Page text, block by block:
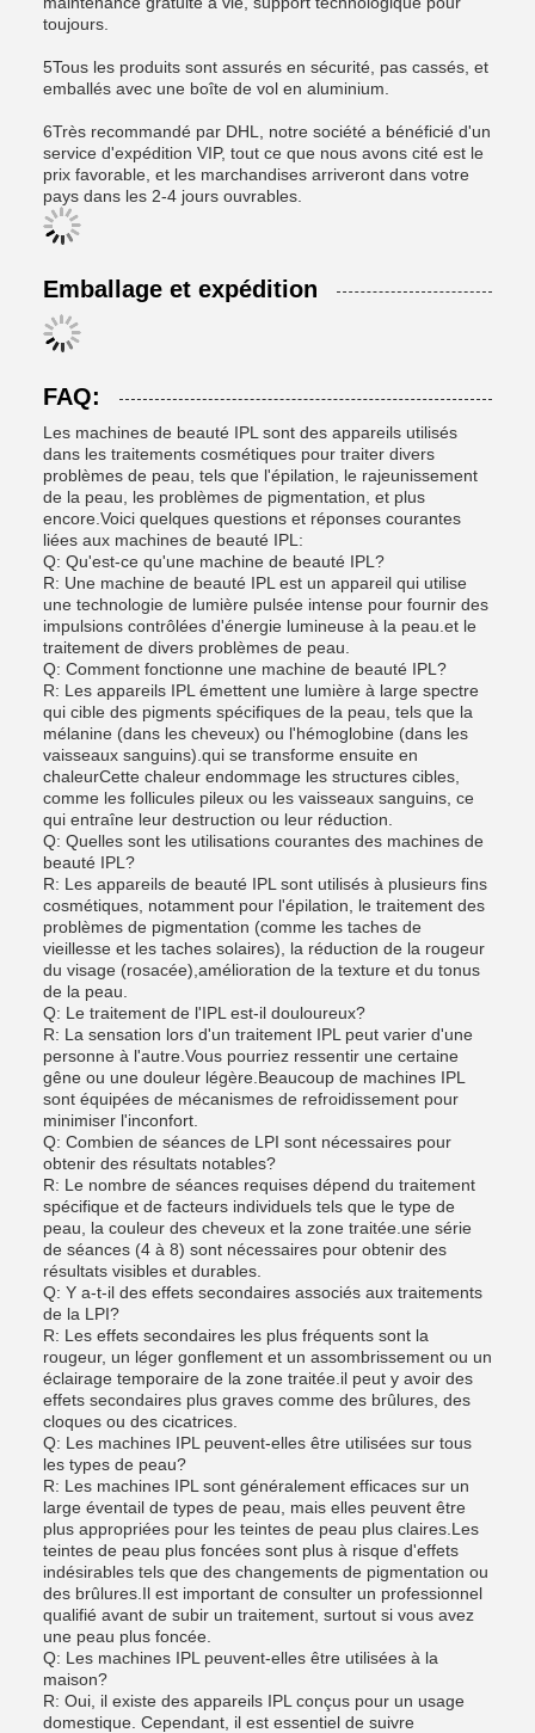
toujours.
5Tous les produits sont assurés en sécurité, pas cassés, et
emballés avec une boîte de vol en aluminium.
6Très recommandé par DHL, notre société a bénéficié d'un
service d'expédition VIP, tout ce que nous avons cité est le
prix favorable, et les marchandises arriveront dans votre
pays dans les 2-4 jours ouvrables.
Emballage et expédition
FAQ:
Les machines de beauté IPL sont des appareils utilisés
dans les traitements cosmétiques pour traiter divers
problèmes de peau, tels que l'épilation, le rajeunissement
de la peau, les problèmes de pigmentation, et plus
encore.Voici quelques questions et réponses courantes
liées aux machines de beauté IPL:
Q: Qu'est-ce qu'une machine de beauté IPL?
R: Une machine de beauté IPL est un appareil qui utilise
une technologie de lumière pulsée intense pour fournir des
impulsions contrôlées d'énergie lumineuse à la peau.et le
traitement de divers problèmes de peau.
Q: Comment fonctionne une machine de beauté IPL?
R: Les appareils IPL émettent une lumière à large spectre
qui cible des pigments spécifiques de la peau, tels que la
mélanine (dans les cheveux) ou l'hémoglobine (dans les
vaisseaux sanguins).qui se transforme ensuite en
chaleurCette chaleur endommage les structures cibles,
comme les follicules pileux ou les vaisseaux sanguins, ce
qui entraîne leur destruction ou leur réduction.
Q: Quelles sont les utilisations courantes des machines de
beauté IPL?
R: Les appareils de beauté IPL sont utilisés à plusieurs fins
cosmétiques, notamment pour l'épilation, le traitement des
problèmes de pigmentation (comme les taches de
vieillesse et les taches solaires), la réduction de la rougeur
du visage (rosacée),amélioration de la texture et du tonus
de la peau.
Q: Le traitement de l'IPL est-il douloureux?
R: La sensation lors d'un traitement IPL peut varier d'une
personne à l'autre.Vous pourriez ressentir une certaine
gêne ou une douleur légère.Beaucoup de machines IPL
sont équipées de mécanismes de refroidissement pour
minimiser l'inconfort.
Q: Combien de séances de LPI sont nécessaires pour
obtenir des résultats notables?
R: Le nombre de séances requises dépend du traitement
spécifique et de facteurs individuels tels que le type de
peau, la couleur des cheveux et la zone traitée.une série
de séances (4 à 8) sont nécessaires pour obtenir des
résultats visibles et durables.
Q: Y a-t-il des effets secondaires associés aux traitements
de la LPI?
R: Les effets secondaires les plus fréquents sont la
rougeur, un léger gonflement et un assombrissement ou un
éclairage temporaire de la zone traitée.il peut y avoir des
effets secondaires plus graves comme des brûlures, des
cloques ou des cicatrices.
Q: Les machines IPL peuvent-elles être utilisées sur tous
les types de peau?
R: Les machines IPL sont généralement efficaces sur un
large éventail de types de peau, mais elles peuvent être
plus appropriées pour les teintes de peau plus claires.Les
teintes de peau plus foncées sont plus à risque d'effets
indésirables tels que des changements de pigmentation ou
des brûlures.Il est important de consulter un professionnel
qualifié avant de subir un traitement, surtout si vous avez
une peau plus foncée.
Q: Les machines IPL peuvent-elles être utilisées à la
maison?
R: Oui, il existe des appareils IPL conçus pour un usage
domestique. Cependant, il est essentiel de suivre